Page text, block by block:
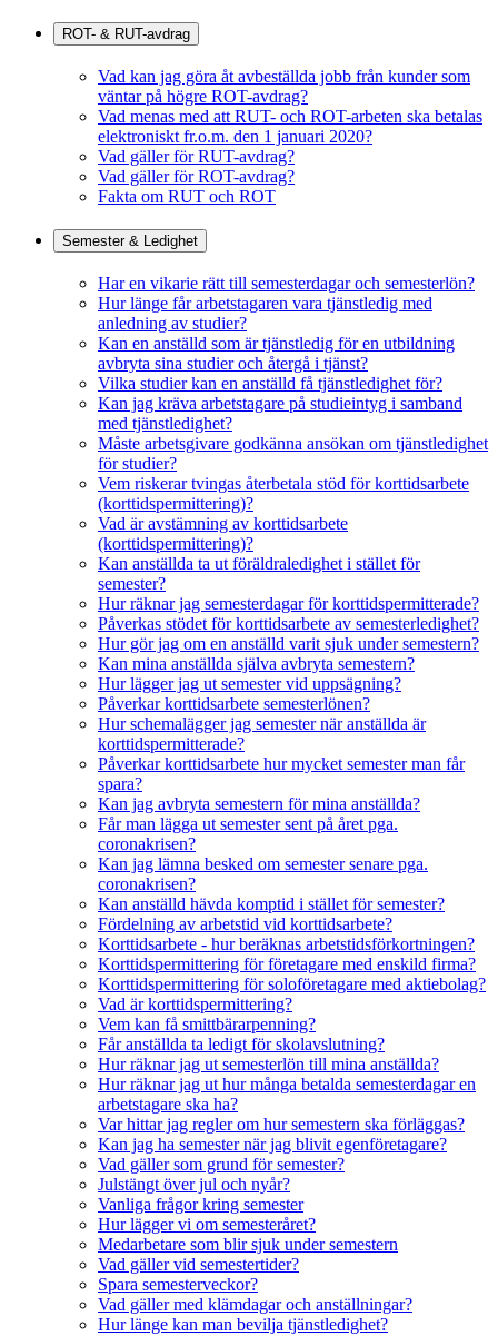
ROT- & RUT-avdrag
Vad kan jag göra åt avbeställda jobb från kunder som
väntar på högre ROT-avdrag?
Vad menas med att RUT- och ROT-arbeten ska betalas
elektroniskt fr.o.m. den 1 januari 2020?
Vad gäller för RUT-avdrag?
Vad gäller för ROT-avdrag?
Fakta om RUT och ROT
Semester & Ledighet
Har en vikarie rätt till semesterdagar och semesterlön?
Hur länge får arbetstagaren vara tjänstledig med
anledning av studier?
Kan en anställd som är tjänstledig för en utbildning
avbryta sina studier och återgå i tjänst?
Vilka studier kan en anställd få tjänstledighet för?
Kan jag kräva arbetstagare på studieintyg i samband
med tjänstledighet?
Måste arbetsgivare godkänna ansökan om tjänstledighet
för studier?
Vem riskerar tvingas återbetala stöd för korttidsarbete
(korttidspermittering)?
Vad är avstämning av korttidsarbete
(korttidspermittering)?
Kan anställda ta ut föräldraledighet i stället för
semester?
Hur räknar jag semesterdagar för korttidspermitterade?
Påverkas stödet för korttidsarbete av semesterledighet?
Hur gör jag om en anställd varit sjuk under semestern?
Kan mina anställda själva avbryta semestern?
Hur lägger jag ut semester vid uppsägning?
Påverkar korttidsarbete semesterlönen?
Hur schemalägger jag semester när anställda är
korttidspermitterade?
Påverkar korttidsarbete hur mycket semester man får
spara?
Kan jag avbryta semestern för mina anställda?
Får man lägga ut semester sent på året pga.
coronakrisen?
Kan jag lämna besked om semester senare pga.
coronakrisen?
Kan anställd hävda komptid i stället för semester?
Fördelning av arbetstid vid korttidsarbete?
Korttidsarbete - hur beräknas arbetstidsförkortningen?
Korttidspermittering för företagare med enskild firma?
Korttidspermittering för soloföretagare med aktiebolag?
Vad är korttidspermittering?
Vem kan få smittbärarpenning?
Får anställda ta ledigt för skolavslutning?
Hur räknar jag ut semesterlön till mina anställda?
Hur räknar jag ut hur många betalda semesterdagar en
arbetstagare ska ha?
Var hittar jag regler om hur semestern ska förläggas?
Kan jag ha semester när jag blivit egenföretagare?
Vad gäller som grund för semester?
Julstängt över jul och nyår?
Vanliga frågor kring semester
Hur lägger vi om semesteråret?
Medarbetare som blir sjuk under semestern
Vad gäller vid semestertider?
Spara semesterveckor?
Vad gäller med klämdagar och anställningar?
Hur länge kan man bevilja tjänstledighet?